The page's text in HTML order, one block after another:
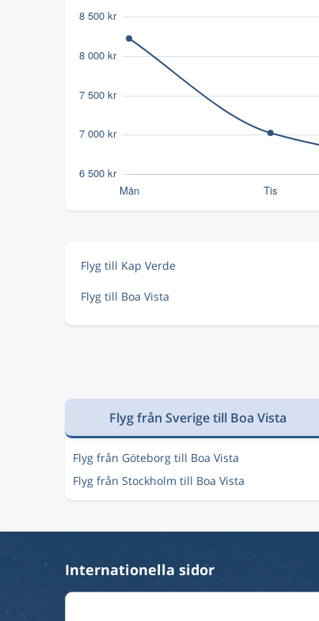
Flyg till Kap Verde
Flyg till Boa Vista
Flyg från Sverige till Boa Vista
Flyg från Göteborg till Boa Vista
Flyg från Stockholm till Boa Vista
Internationella sidor